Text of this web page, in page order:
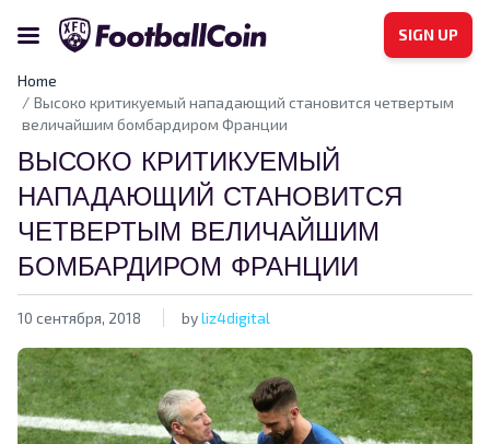
SIGN UP
Home
Высоко критикуемый нападающий становится четвертым
величайшим бомбардиром Франции
ВЫСОКО КРИТИКУЕМЫЙ
НАПАДАЮЩИЙ СТАНОВИТСЯ
ЧЕТВЕРТЫМ ВЕЛИЧАЙШИМ
БОМБАРДИРОМ ФРАНЦИИ
10 сентября, 2018 byliz4digital